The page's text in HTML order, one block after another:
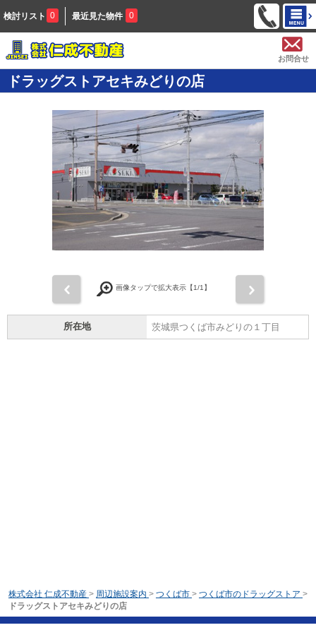
検討リスト 0 最近見た物件 0
お問合せ
ドラッグストアセキみどりの店
画像タップで拡大表示【1/1】
所在地 茨城県つくば市みどりの１丁目
株式会社 仁成不動産 > 周辺施設案内 > つくば市 > つくば市のドラッグストア >
ドラッグストアセキみどりの店